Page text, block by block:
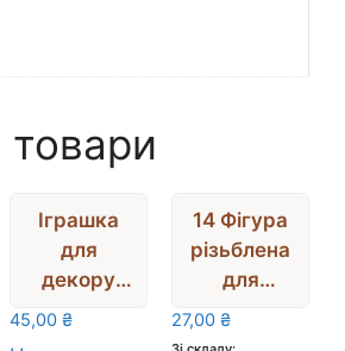
товари
Іграшка
для
декору
(дерево)
45,00 ₴
14 Фігура
різьблена
для
декору(фа
27,00 ₴